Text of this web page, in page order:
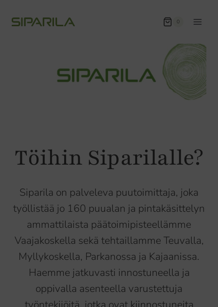
sisältöön
0
Töihin Siparilalle?
Siparila on palveleva puutoimittaja, joka
työllistää jo 160 puualan ja pintakäsittelyn
ammattilaista päätoimipisteellämme
Vaajakoskella sekä tehtaillamme Teuvalla,
Myllykoskella, Parkanossa ja Kajaanissa.
Haemme jatkuvasti innostuneella ja
oppivalla asenteella varustettuja